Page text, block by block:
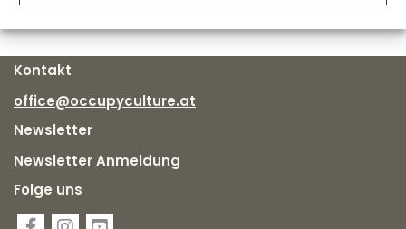
Kontakt
office@occupyculture.at
Newsletter
Newsletter Anmeldung
Folge uns